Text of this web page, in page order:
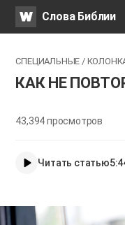
WATVСлова Библии
СПЕЦИАЛЬНЫЕ /
КАК НЕ
43,394просмотров
Читать статью